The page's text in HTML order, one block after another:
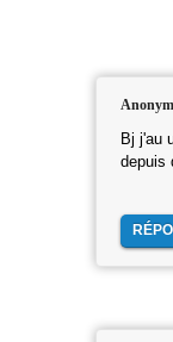
Bj j'au
depuis